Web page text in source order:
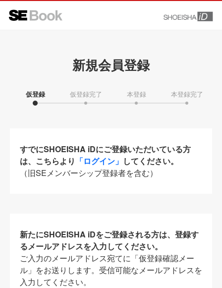
新規会員登録
仮登録 仮登録完了 本登録 本登録完了
すでにSHOEISHA iDにご登録いただいている方
は、こちらより 「ログイン」 してください。
（旧SEメンバーシップ登録者を含む）
新たにSHOEISHA iDをご登録される方は、登録す
るメールアドレスを入力してください。
ご入力のメールアドレス宛てに「仮登録確認メー
ル」をお送りします。受信可能なメールアドレスを
入力してください。